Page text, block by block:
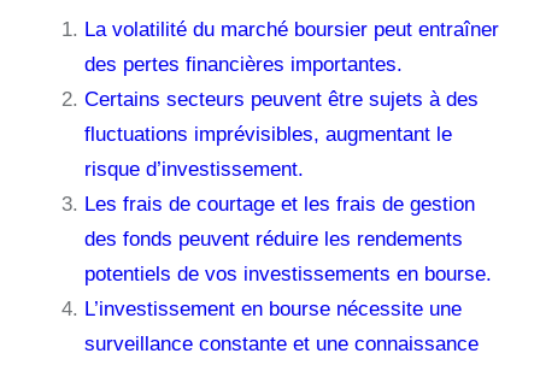
La volatilité du marché boursier peut entraîner
des pertes financières importantes.
Certains secteurs peuvent être sujets à des
fluctuations imprévisibles, augmentant le
risque d’investissement.
Les frais de courtage et les frais de gestion
des fonds peuvent réduire les rendements
potentiels de vos investissements en bourse.
L’investissement en bourse nécessite une
surveillance constante et une connaissance